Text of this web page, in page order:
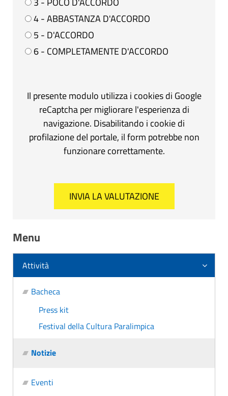
4 - ABBASTANZA D'ACCORDO
5 - D'ACCORDO
6 - COMPLETAMENTE D'ACCORDO
Il presente modulo utilizza i cookies di Google
reCaptcha per migliorare l'esperienza di
navigazione. Disabilitando i cookie di
profilazione del portale, il form potrebbe non
funzionare correttamente.
Menu
Attività
Bacheca
Press kit
Festival della Cultura Paralimpica
Notizie
Eventi